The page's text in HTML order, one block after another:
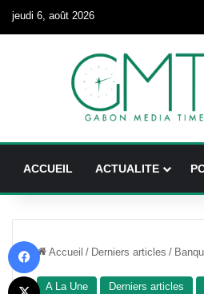
jeudi 6, août 2026
ACCUEIL ACTUALITE
Accueil / Derniers articles /
A La Une Derniers articles
X